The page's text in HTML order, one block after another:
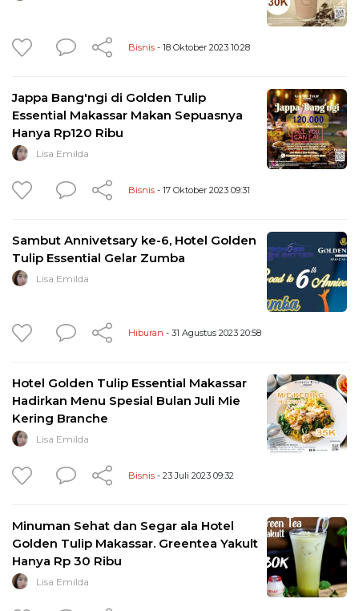
Bisnis - 18 Oktober 2023 10:28
Jappa Bang'ngi di Golden Tulip
Essential Makassar Makan Sepuasnya
Hanya Rp120 Ribu
Lisa Emilda
Bisnis - 17 Oktober 2023 09:31
Sambut Annivetsary ke-6, Hotel Golden
Tulip Essential Gelar Zumba
Lisa Emilda
Hiburan - 31 Agustus 2023 20:58
Hotel Golden Tulip Essential Makassar
Hadirkan Menu Spesial Bulan Juli Mie
Kering Branche
Lisa Emilda
Bisnis - 23 Juli 2023 09:32
Minuman Sehat dan Segar ala Hotel
Golden Tulip Makassar. Greentea Yakult
Hanya Rp 30 Ribu
Lisa Emilda